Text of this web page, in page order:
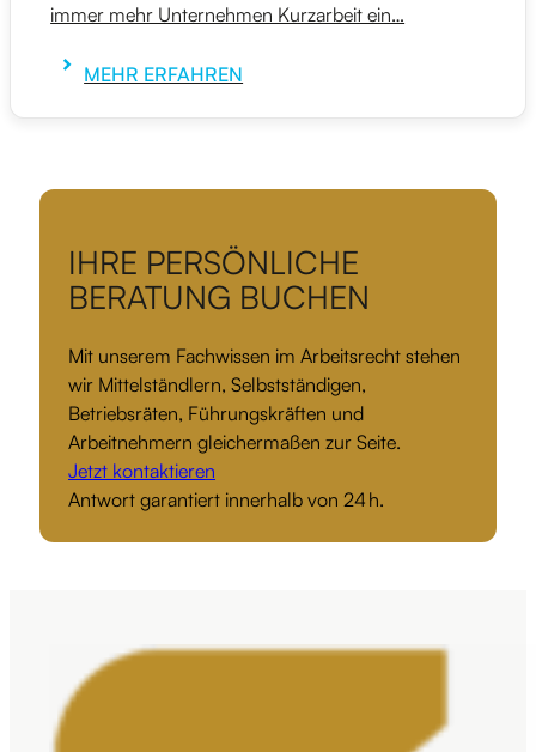
immer mehr Unternehmen Kurzarbeit ein…
MEHR ERFAHREN
IHRE PERSÖNLICHE
BERATUNG BUCHEN
Mit unserem Fachwissen im Arbeitsrecht stehen
wir Mittelständlern, Selbstständigen,
Betriebsräten, Führungskräften und
Arbeitnehmern gleichermaßen zur Seite.
Jetzt kontaktieren
Antwort garantiert innerhalb von 24 h.